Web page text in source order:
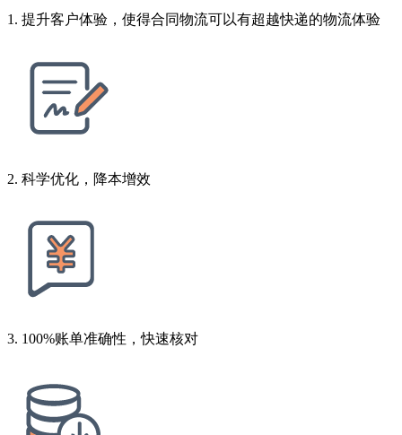
1. 提升客户体验，使得合同物流可以有超越快递的物流体验
2. 科学优化，降本增效
3. 100%账单准确性，快速核对